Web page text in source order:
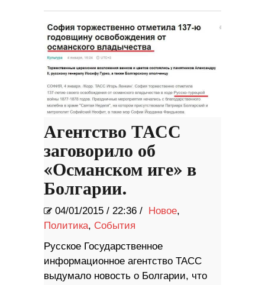
Агентство ТАСС
заговорило об
«Османском иге» в
Болгарии.
04/01/2015 / 22:36 / Новое,
Политика, События
Русское Государственное
информационное агентство ТАСС
выдумало новость о Болгарии, что